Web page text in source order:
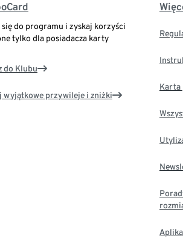
się do programu i zyskaj korzyści
tylko dla posiadacza karty
do Klubu
wyjątkowe przywileje i zniżki
Karta